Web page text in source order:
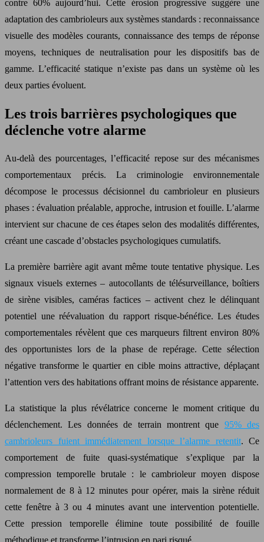
contre 60% aujourd’hui. Cette érosion progressive suggère une
adaptation des cambrioleurs aux systèmes standards : reconnaissance
visuelle des modèles courants, connaissance des temps de réponse
moyens, techniques de neutralisation pour les dispositifs bas de
gamme. L’efficacité statique n’existe pas dans un système où les
deux parties évoluent.
Les trois barrières psychologiques que
déclenche votre alarme
Au-delà des pourcentages, l’efficacité repose sur des mécanismes
comportementaux précis. La criminologie environnementale
décompose le processus décisionnel du cambrioleur en plusieurs
phases : évaluation préalable, approche, intrusion et fouille. L’alarme
intervient sur chacune de ces étapes selon des modalités différentes,
créant une cascade d’obstacles psychologiques cumulatifs.
La première barrière agit avant même toute tentative physique. Les
signaux visuels externes – autocollants de télésurveillance, boîtiers
de sirène visibles, caméras factices – activent chez le délinquant
potentiel une réévaluation du rapport risque-bénéfice. Les études
comportementales révèlent que ces marqueurs filtrent environ 80%
des opportunistes lors de la phase de repérage. Cette sélection
négative transforme le quartier en cible moins attractive, déplaçant
l’attention vers des habitations offrant moins de résistance apparente.
La statistique la plus révélatrice concerne le moment critique du
déclenchement. Les données de terrain montrent que 95% des
cambrioleurs fuient immédiatement lorsque l’alarme retentit. Ce
comportement de fuite quasi-systématique s’explique par la
compression temporelle brutale : le cambrioleur moyen dispose
normalement de 8 à 12 minutes pour opérer, mais la sirène réduit
cette fenêtre à 3 ou 4 minutes avant une intervention potentielle.
Cette pression temporelle élimine toute possibilité de fouille
méthodique et transforme l’intrusion en pari risqué.